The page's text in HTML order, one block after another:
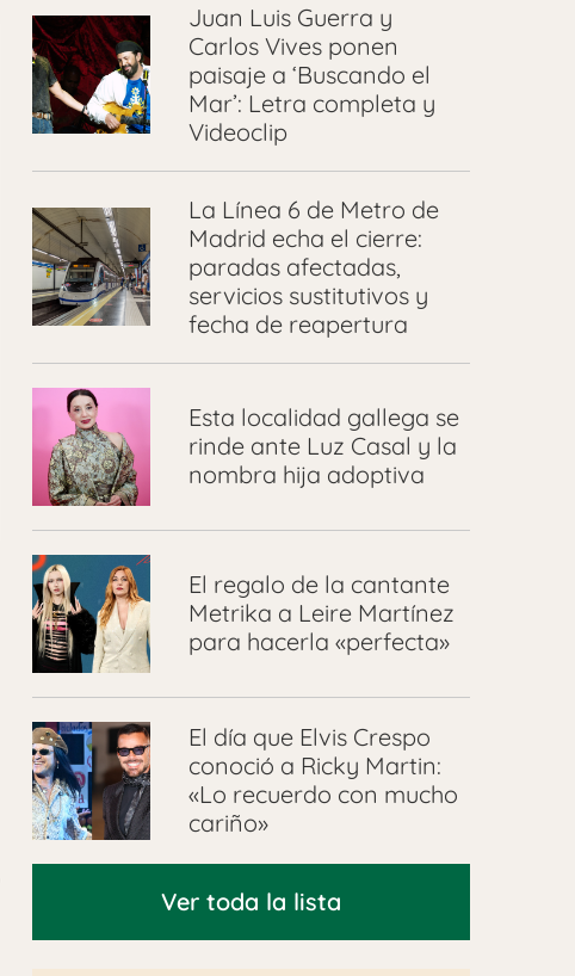
Juan Luis Guerra y
Carlos Vives ponen
paisaje a ‘Buscando el
Mar’: Letra completa y
Videoclip
La Línea 6 de Metro de
Madrid echa el cierre:
paradas afectadas,
servicios sustitutivos y
fecha de reapertura
Esta localidad gallega se
rinde ante Luz Casal y la
nombra hija adoptiva
El regalo de la cantante
Metrika a Leire Martínez
para hacerla «perfecta»
El día que Elvis Crespo
conoció a Ricky Martin:
«Lo recuerdo con mucho
cariño»
Ver toda la lista